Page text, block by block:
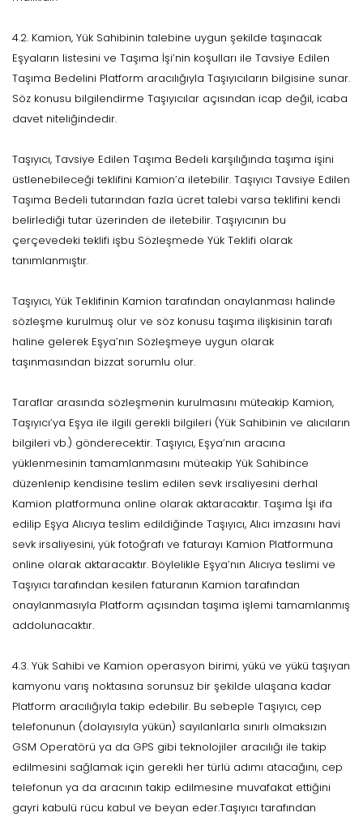
4.2. Kamion, Yük Sahibinin talebine uygun şekilde taşınacak
Eşyaların listesini ve Taşıma İşi’nin koşulları ile Tavsiye Edilen
Taşıma Bedelini Platform aracılığıyla Taşıyıcıların bilgisine sunar.
Söz konusu bilgilendirme Taşıyıcılar açısından icap değil, icaba
davet niteliğindedir.
Taşıyıcı, Tavsiye Edilen Taşıma Bedeli karşılığında taşıma işini
üstlenebileceği teklifini Kamion’a iletebilir. Taşıyıcı Tavsiye Edilen
Taşıma Bedeli tutarından fazla ücret talebi varsa teklifini kendi
belirlediği tutar üzerinden de iletebilir. Taşıyıcının bu
çerçevedeki teklifi işbu Sözleşmede Yük Teklifi olarak
tanımlanmıştır.
Taşıyıcı, Yük Teklifinin Kamion tarafından onaylanması halinde
sözleşme kurulmuş olur ve söz konusu taşıma ilişkisinin tarafı
haline gelerek Eşya’nın Sözleşmeye uygun olarak
taşınmasından bizzat sorumlu olur.
Taraflar arasında sözleşmenin kurulmasını müteakip Kamion,
Taşıyıcı’ya Eşya ile ilgili gerekli bilgileri (Yük Sahibinin ve alıcıların
bilgileri vb.) gönderecektir. Taşıyıcı, Eşya’nın aracına
yüklenmesinin tamamlanmasını müteakip Yük Sahibince
düzenlenip kendisine teslim edilen sevk irsaliyesini derhal
Kamion platformuna online olarak aktaracaktır. Taşıma İşi ifa
edilip Eşya Alıcıya teslim edildiğinde Taşıyıcı, Alıcı imzasını havi
sevk irsaliyesini, yük fotoğrafı ve faturayı Kamion Platformuna
online olarak aktaracaktır. Böylelikle Eşya’nın Alıcıya teslimi ve
Taşıyıcı tarafından kesilen faturanın Kamion tarafından
onaylanmasıyla Platform açısından taşıma işlemi tamamlanmış
addolunacaktır.
4.3. Yük Sahibi ve Kamion operasyon birimi, yükü ve yükü taşıyan
kamyonu varış noktasına sorunsuz bir şekilde ulaşana kadar
Platform aracılığıyla takip edebilir. Bu sebeple Taşıyıcı, cep
telefonunun (dolayısıyla yükün) sayılanlarla sınırlı olmaksızın
GSM Operatörü ya da GPS gibi teknolojiler aracılığı ile takip
edilmesini sağlamak için gerekli her türlü adımı atacağını, cep
telefonun ya da aracının takip edilmesine muvafakat ettiğini
gayri kabulü rücu kabul ve beyan eder.Taşıyıcı tarafından